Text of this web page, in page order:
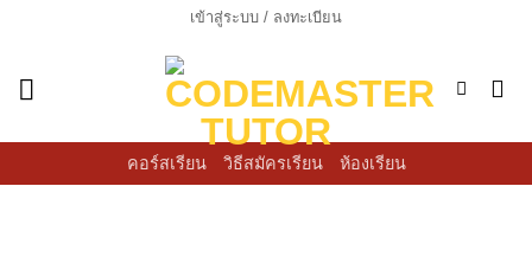
เนื้อหา
เข้าสู่ระบบ / ลงทะเบียน
คอร์สเรียน วิธีสมัครเรียน ห้องเรียน